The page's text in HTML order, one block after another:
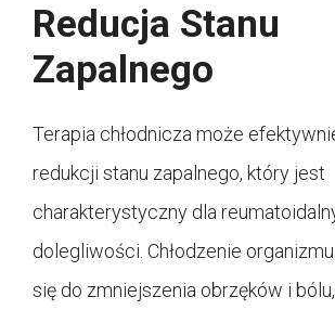
Reducja Stanu
Zapalnego
Terapia chłodnicza może
redukcji stanu zapalnego, który jest
charakterystyczny dla
dolegliwości. Chłodzenie
się do zmniejszenia obrzęków i